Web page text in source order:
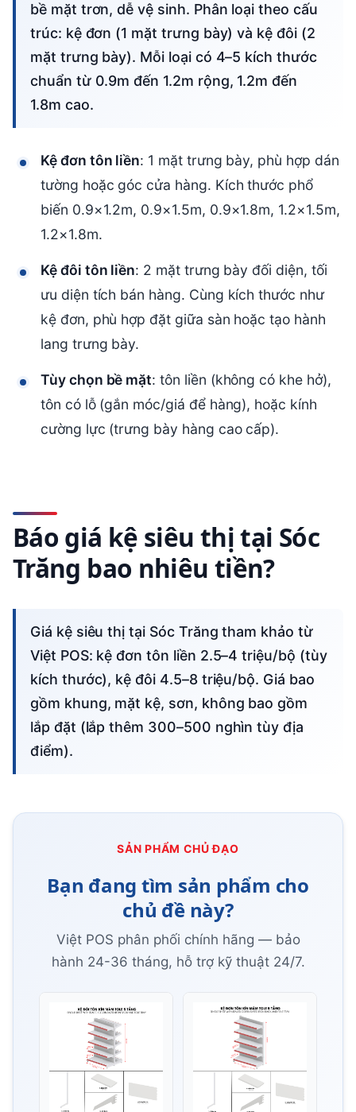
bề mặt trơn, dễ vệ sinh. Phân loại theo cấu
trúc: kệ đơn (1 mặt trưng bày) và kệ đôi (2
mặt trưng bày). Mỗi loại có 4–5 kích thước
chuẩn từ 0.9m đến 1.2m rộng, 1.2m đến
1.8m cao.
Kệ đơn tôn liền: 1 mặt trưng bày, phù hợp dán
tường hoặc góc cửa hàng. Kích thước phổ
biến 0.9×1.2m, 0.9×1.5m, 0.9×1.8m, 1.2×1.5m,
1.2×1.8m.
Kệ đôi tôn liền: 2 mặt trưng bày đối diện, tối
ưu diện tích bán hàng. Cùng kích thước như
kệ đơn, phù hợp đặt giữa sàn hoặc tạo hành
lang trưng bày.
Tùy chọn bề mặt: tôn liền (không có khe hở),
tôn có lỗ (gắn móc/giá để hàng), hoặc kính
cường lực (trưng bày hàng cao cấp).
Báo giá kệ siêu thị tại Sóc
Trăng bao nhiêu tiền?
Giá kệ siêu thị tại Sóc Trăng tham khảo từ
Việt POS: kệ đơn tôn liền 2.5–4 triệu/bộ (tùy
kích thước), kệ đôi 4.5–8 triệu/bộ. Giá bao
gồm khung, mặt kệ, sơn, không bao gồm
lắp đặt (lắp thêm 300–500 nghìn tùy địa
điểm).
SẢN PHẨM CHỦ ĐẠO
Bạn đang tìm sản phẩm cho
chủ đề này?
Việt POS phân phối chính hãng — bảo
hành 24-36 tháng, hỗ trợ kỹ thuật 24/7.